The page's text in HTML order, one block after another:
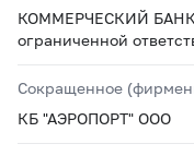
КОММЕРЧЕСКИЙ БАНК
ограниченной
Сокращенное
КБ "АЭРОПОРТ" ООО